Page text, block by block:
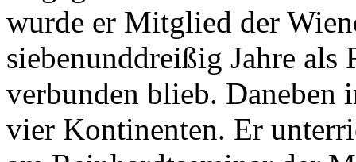
wurde er Mitglied der
siebenunddreißig Jahre als
verbunden blieb. Daneben
vier Kontinenten. Er